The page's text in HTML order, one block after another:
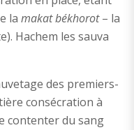
la makat békhorot– la
Hachem les sauva
des premiers-
consécration à
contenter du sang